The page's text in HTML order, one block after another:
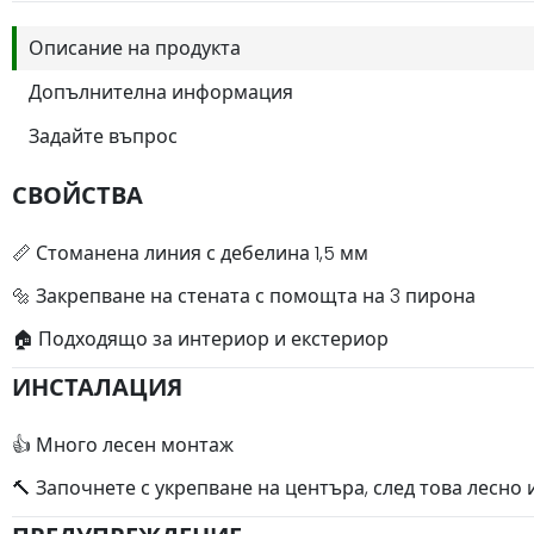
Описание на продукта
Допълнителна информация
Задайте въпрос
СВОЙСТВА
📏 Стоманена линия с дебелина 1,5 мм
🔩 Закрепване на стената с помощта на 3 пирона
🏠 Подходящо за интериор и екстериор
ИНСТАЛАЦИЯ
👍 Много лесен монтаж
🔨 Започнете с укрепване на центъра, след това лесно